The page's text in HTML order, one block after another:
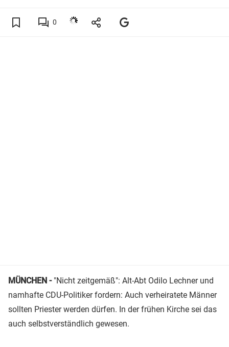
0
MÜNCHEN - "Nicht zeitgemäß": Alt-Abt Odilo Lechner und
namhafte CDU-Politiker fordern: Auch verheiratete Männer
sollten Priester werden dürfen. In der frühen Kirche sei das
auch selbstverständlich gewesen.